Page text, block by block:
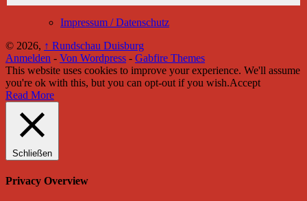
Impressum / Datenschutz
© 2026, ↑ Rundschau Duisburg
Anmelden - Von Wordpress - Gabfire Themes
This website uses cookies to improve your experience. We'll assume
you're ok with this, but you can opt-out if you wish.Accept
Read More
Schließen
Privacy Overview